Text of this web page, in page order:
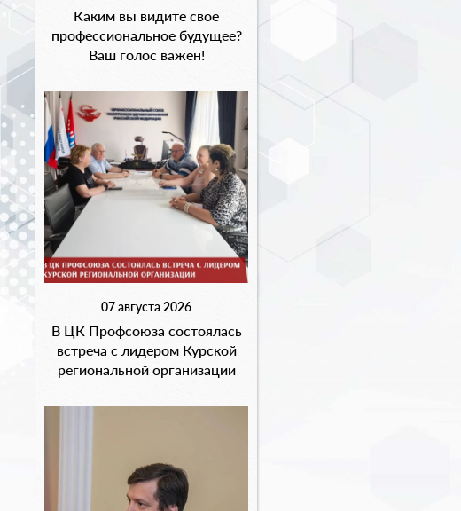
Каким вы видите свое
профессиональное будущее?
Ваш голос важен!
07 августа 2026
В ЦК Профсоюза состоялась
встреча с лидером Курской
региональной организации